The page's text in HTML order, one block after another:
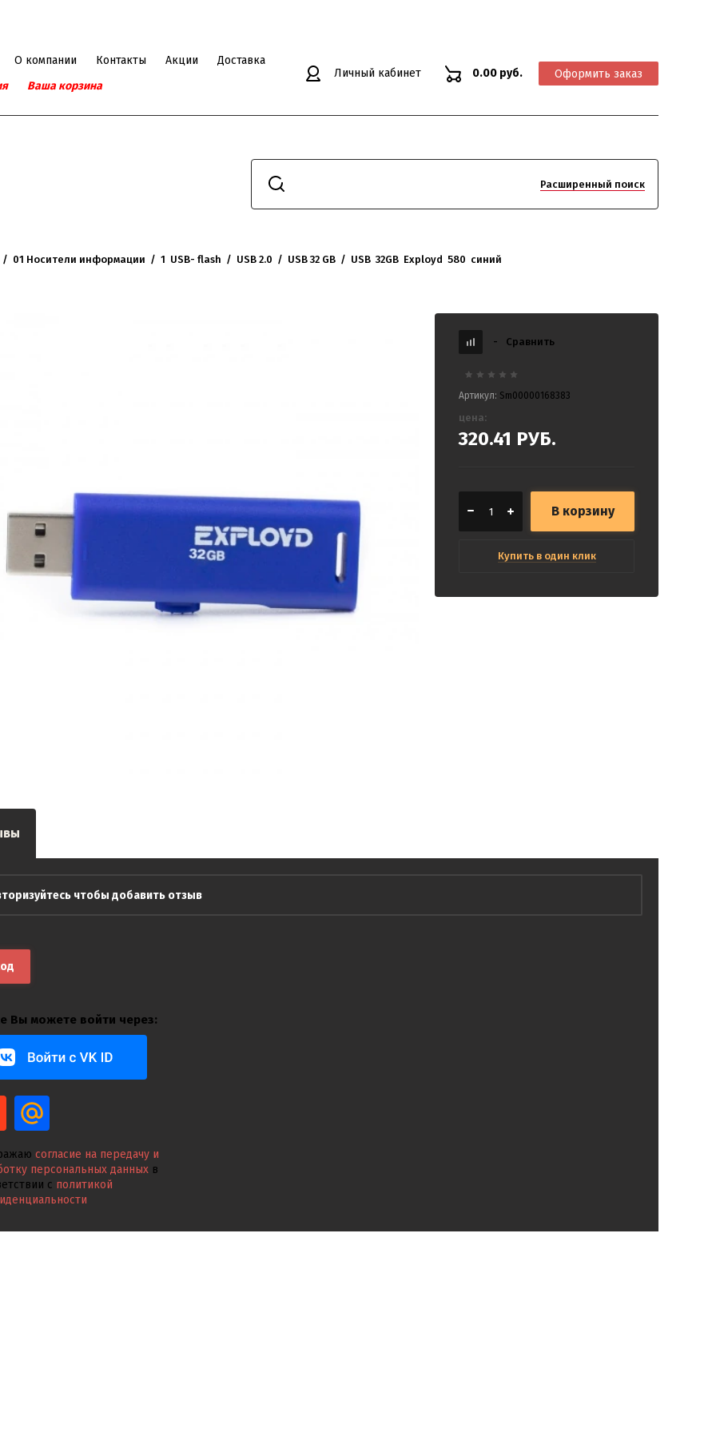
О компании Контакты Акции
Доставка
Ваша корзина
Личный кабинет 0.00 руб. Оформить заказ
Расширенный поиск
/
01 Носители информации
  /
1  USB- flash
  /
USB 2.0
  /
USB 32 GB
  /
USB  32GB  Exployd  580  синий
- Сравнить
Артикул: Sm00000168383
цена:
320.41 РУБ.
В корзину
Купить в один клик
чтобы добавить отзыв
Вы можете войти через:
согласие на передачу и
персональных данных в
с политикой